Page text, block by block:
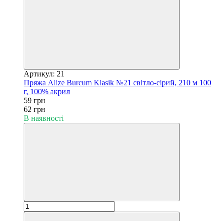
Артикул: 21
Пряжа Alize Burcum Klasik №21 світло-сірий, 210 м 100
г, 100% акрил
59 грн
62 грн
В наявності